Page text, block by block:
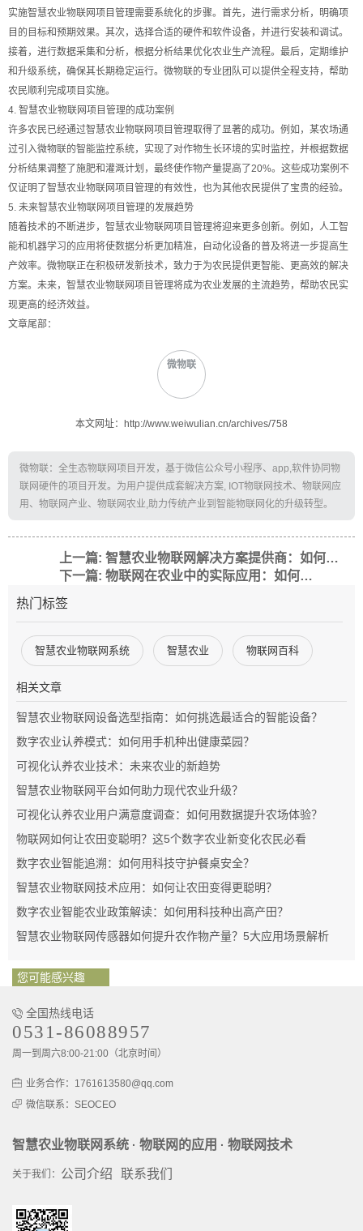
实施智慧农业物联网项目管理需要系统化的步骤。首先，进行需求分析，明确项
目的目标和预期效果。其次，选择合适的硬件和软件设备，并进行安装和调试。
接着，进行数据采集和分析，根据分析结果优化农业生产流程。最后，定期维护
和升级系统，确保其长期稳定运行。微物联的专业团队可以提供全程支持，帮助
农民顺利完成项目实施。
4. 智慧农业物联网项目管理的成功案例
许多农民已经通过智慧农业物联网项目管理取得了显著的成功。例如，某农场通
过引入微物联的智能监控系统，实现了对作物生长环境的实时监控，并根据数据
分析结果调整了施肥和灌溉计划，最终使作物产量提高了20%。这些成功案例不
仅证明了智慧农业物联网项目管理的有效性，也为其他农民提供了宝贵的经验。
5. 未来智慧农业物联网项目管理的发展趋势
随着技术的不断进步，智慧农业物联网项目管理将迎来更多创新。例如，人工智
能和机器学习的应用将使数据分析更加精准，自动化设备的普及将进一步提高生
产效率。微物联正在积极研发新技术，致力于为农民提供更智能、更高效的解决
方案。未来，智慧农业物联网项目管理将成为农业发展的主流趋势，帮助农民实
现更高的经济效益。
文章尾部：
微物联
本文网址：http://www.weiwulian.cn/archives/758
微物联：全生态物联网项目开发，基于微信公众号小程序、app,软件协同物
联网硬件的项目开发。为用户提供成套解决方案, IOT物联网技术、物联网应
用、物联网产业、物联网农业,助力传统产业到智能物联网化的升级转型。
上一篇: 智慧农业物联网解决方案提供商：如何通过微物联技术提升农业效率
下一篇: 物联网在农业中的实际应用：如何通过智能技术提升农业效率
热门标签
智慧农业物联网系统 智慧农业 物联网百科
相关文章
智慧农业物联网设备选型指南：如何挑选最适合的智能设备？
数字农业认养模式：如何用手机种出健康菜园？
可视化认养农业技术：未来农业的新趋势
智慧农业物联网平台如何助力现代农业升级？
可视化认养农业用户满意度调查：如何用数据提升农场体验？
物联网如何让农田变聪明？这5个数字农业新变化农民必看
数字农业智能追溯：如何用科技守护餐桌安全？
智慧农业物联网技术应用：如何让农田变得更聪明？
数字农业智能农业政策解读：如何用科技种出高产田？
智慧农业物联网传感器如何提升农作物产量？5大应用场景解析
您可能感兴趣
全国热线电话
0531-86088957
周一到周六8:00-21:00（北京时间）
业务合作：1761613580@qq.com
微信联系：SEOCEO
智慧农业物联网系统 · 物联网的应用 · 物联网技术
关于我们： 公司介绍 联系我们